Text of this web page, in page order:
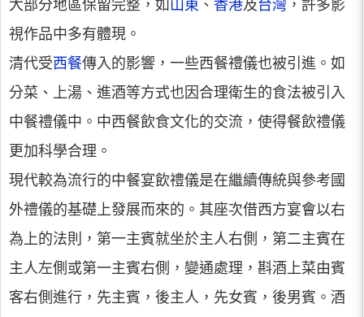
大部分地區保留完整，如 山東 、 香港及台灣 ，許多影
視作品中多有體現。
清代受西餐傳入的影響，一些西餐禮儀也被引進。如
分菜、上湯、進酒等方式也因合理衛生的食法被引入
中餐禮儀中。中西餐飲食文化的交流，使得餐飲禮儀
更加科學合理。
現代較為流行的中餐宴飲禮儀是在繼續傳統與參考國
外禮儀的基礎上發展而來的。其座次借西方宴會以右
為上的法則，第一主賓就坐於主人右側，第二主賓在
主人左側或第一主賓右側，變通處理，斟酒上菜由賓
客右側進行，先主賓，後主人，先女賓，後男賓。酒